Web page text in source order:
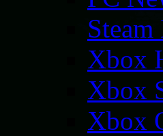
Xbox
Xbox
Xbox